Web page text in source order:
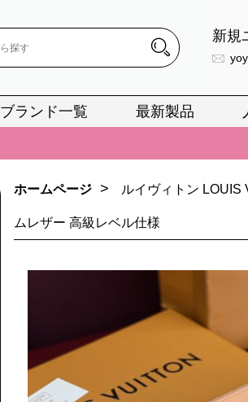
新規
ブランド一覧 最新製品
📢 当店は正真正銘のn級スーパーコピー
📢 2026春の新作続々更新中！
📢 新作入荷！ルイ・ヴィトンスーパーコ
📢 当店は正真正銘のn級スーパーコピー
新作入荷！ルイ・ヴィトンスーパーコ
ホームページ > ルイヴィトン LOUIS
ムレザー 高級レベル仕様